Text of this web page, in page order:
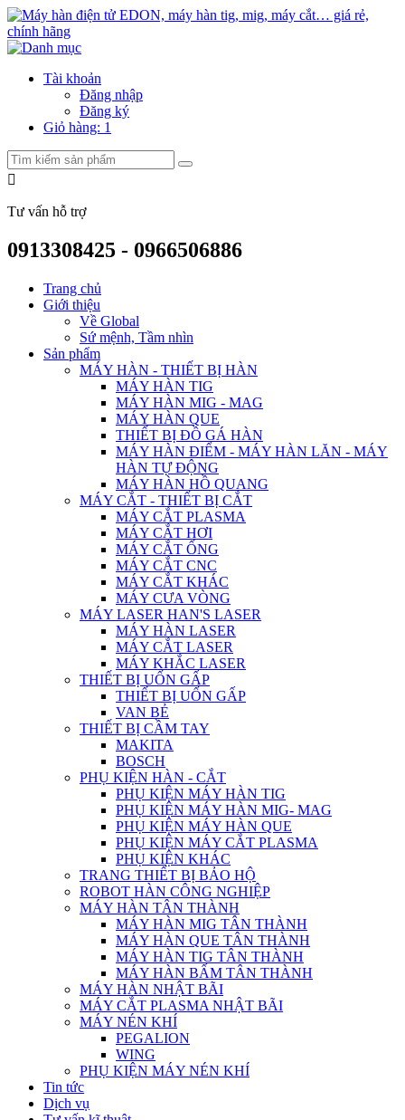
Tài khoản
Đăng nhập
Đăng ký
Giỏ hàng: 1
Tư vấn hỗ trợ
0913308425 - 0966506886
Trang chủ
Giới thiệu
Về Global
Sứ mệnh, Tầm nhìn
Sản phẩm
MÁY HÀN - THIẾT BỊ HÀN
MÁY HÀN TIG
MÁY HÀN MIG - MAG
MÁY HÀN QUE
THIẾT BỊ ĐỒ GÁ HÀN
MÁY HÀN ĐIỂM - MÁY HÀN LĂN - MÁY
HÀN TỰ ĐỘNG
MÁY HÀN HỒ QUANG
MÁY CẮT - THIẾT BỊ CẮT
MÁY CẮT PLASMA
MÁY CẮT HƠI
MÁY CẮT ỐNG
MÁY CẮT CNC
MÁY CẮT KHÁC
MÁY CƯA VÒNG
MÁY LASER HAN'S LASER
MÁY HÀN LASER
MÁY CẮT LASER
MÁY KHẮC LASER
THIẾT BỊ UỐN GẤP
THIẾT BỊ UỐN GẤP
VAN BẺ
THIẾT BỊ CẦM TAY
MAKITA
BOSCH
PHỤ KIỆN HÀN - CẮT
PHỤ KIỆN MÁY HÀN TIG
PHỤ KIỆN MÁY HÀN MIG- MAG
PHỤ KIỆN MÁY HÀN QUE
PHỤ KIỆN MÁY CẮT PLASMA
PHỤ KIỆN KHÁC
TRANG THIẾT BỊ BẢO HỘ
ROBOT HÀN CÔNG NGHIỆP
MÁY HÀN TÂN THÀNH
MÁY HÀN MIG TÂN THÀNH
MÁY HÀN QUE TÂN THÀNH
MÁY HÀN TIG TÂN THÀNH
MÁY HÀN BẤM TÂN THÀNH
MÁY HÀN NHẬT BÃI
MÁY CẮT PLASMA NHẬT BÃI
MÁY NÉN KHÍ
PEGALION
WING
PHỤ KIỆN MÁY NÉN KHÍ
Tin tức
Dịch vụ